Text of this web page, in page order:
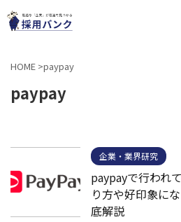
HOME >paypay
paypay
企業・業界研究
paypayで行われ
り方や好印象に
底解説